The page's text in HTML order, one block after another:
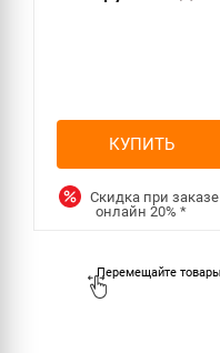
КУПИТЬ
Скидка при заказе
онлайн20%*